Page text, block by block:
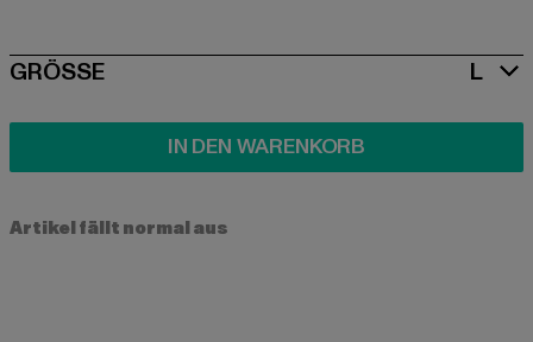
SIZE
GRÖSSE L
IN DEN WARENKORB
Artikel fällt normal aus